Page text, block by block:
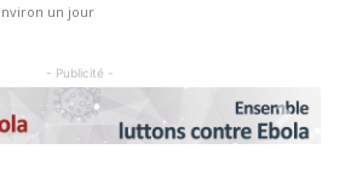
un jour
- Publicité -
Next